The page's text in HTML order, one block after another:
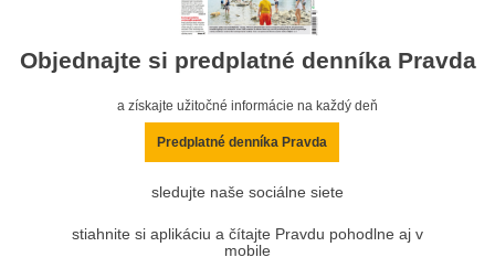
Objednajte si predplatné denníka Pravda
a získajte užitočné informácie na každý deň
Predplatné denníka Pravda
sledujte naše sociálne siete
stiahnite si aplikáciu a čítajte Pravdu pohodlne aj v
mobile